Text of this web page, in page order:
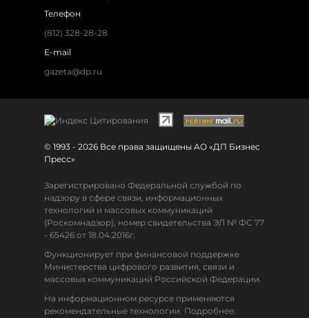
Телефон
(812) 328-28-28
E-mail
gazeta@dp.ru
© 1993 - 2026 Все права защищены АО «ДП Бизнес
Пресс»
Зарегистрировано Федеральной службой по
надзору в сфере связи, информационных
технологий и массовых коммуникаций
(Роскомнадзор), номер свидетельства ЭЛ № ФС 77
- 65426 от 18.04.2016г.
Функционирует при финансовой поддержке
Министерства цифрового развития, связи и
массовых коммуникаций Российской Федерации.
На информационном ресурсе применяются
рекомендательные технологии. Подробнее.